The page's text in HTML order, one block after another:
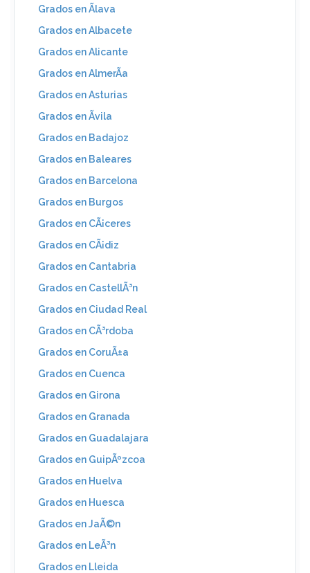
Grados en Ãlava
Grados en Albacete
Grados en Alicante
Grados en AlmerÃ­a
Grados en Asturias
Grados en Ãvila
Grados en Badajoz
Grados en Baleares
Grados en Barcelona
Grados en Burgos
Grados en CÃ¡ceres
Grados en CÃ¡diz
Grados en Cantabria
Grados en CastellÃ³n
Grados en Ciudad Real
Grados en CÃ³rdoba
Grados en CoruÃ±a
Grados en Cuenca
Grados en Girona
Grados en Granada
Grados en Guadalajara
Grados en GuipÃºzcoa
Grados en Huelva
Grados en Huesca
Grados en JaÃ©n
Grados en LeÃ³n
Grados en Lleida